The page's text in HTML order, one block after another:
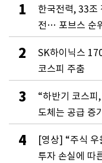
1
한국전력, 33조
전… 포브스 순
2
SK하이닉스
코스피 주춤
3
“하반기 코스
도체는 공급 증
4
[영상] “주식
투자 손실에 따